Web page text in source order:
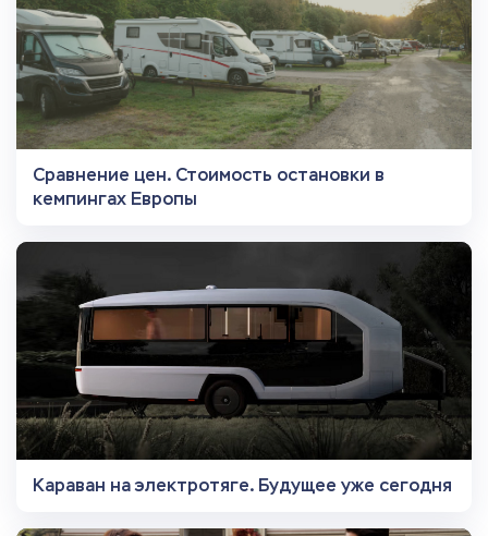
Сравнение цен. Стоимость остановки в
кемпингах Европы
Караван на электротяге. Будущее уже сегодня